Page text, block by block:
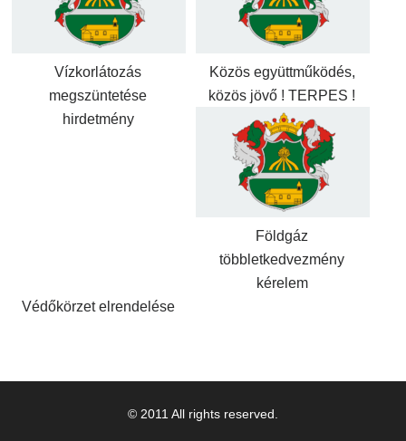
Vízkorlátozás
megszüntetése
hirdetmény
Közös együttműködés,
közös jövő ! TERPES !
Földgáz
többletkedvezmény
kérelem
Védőkörzet elrendelése
© 2011 All rights reserved.